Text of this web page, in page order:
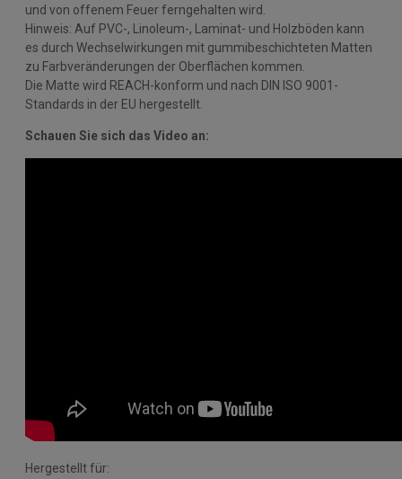
und von offenem Feuer ferngehalten wird.
Hinweis: Auf PVC-, Linoleum-, Laminat- und Holzböden kann
es durch Wechselwirkungen mit gummibeschichteten Matten
zu Farbveränderungen der Oberflächen kommen.
Die Matte wird REACH-konform und nach DIN ISO 9001-
Standards in der EU hergestellt.
Schauen Sie sich das Video an:
Hergestellt für: